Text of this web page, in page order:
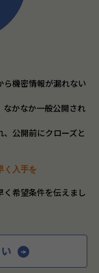
機密情報が漏れない
なかなか一般公開され
公開前にクローズと
く入手を
く希望条件を伝えまし